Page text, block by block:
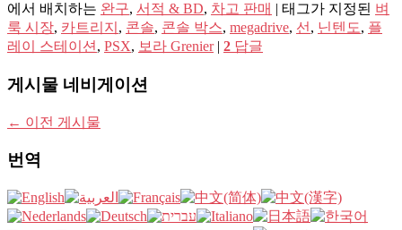
에서 배치하는 완구, 서적 & BD, 차고 판매 | 태그가 지정된 벼
룩 시장, 카트리지 , 콘솔, 콘솔 박스, megadrive, 선 , 닌텐도, 플
레이 스테이션 , PSX, 보라 Grenier | 2 답글
게시물 네비게이션
← 이전 게시물
번역